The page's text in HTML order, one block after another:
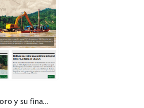
Explotación de oro y su financiamiento